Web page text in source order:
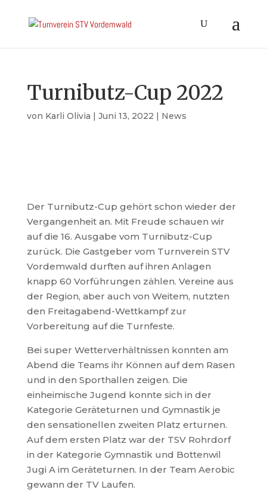
Turnibutz-Cup 2022
von Karli Olivia | Juni 13, 2022 | News
Der Turnibutz-Cup gehört schon wieder der
Vergangenheit an. Mit Freude schauen wir
auf die 16. Ausgabe vom Turnibutz-Cup
zurück. Die Gastgeber vom Turnverein STV
Vordemwald durften auf ihren Anlagen
knapp 60 Vorführungen zählen. Vereine aus
der Region, aber auch von Weitem, nutzten
den Freitagabend-Wettkampf zur
Vorbereitung auf die Turnfeste.
Bei super Wetterverhältnissen konnten am
Abend die Teams ihr Können auf dem Rasen
und in den Sporthallen zeigen. Die
einheimische Jugend konnte sich in der
Kategorie Geräteturnen und Gymnastik je
den sensationellen zweiten Platz erturnen.
Auf dem ersten Platz war der TSV Rohrdorf
in der Kategorie Gymnastik und Bottenwil
Jugi A im Geräteturnen. In der Team Aerobic
gewann der TV Laufen.